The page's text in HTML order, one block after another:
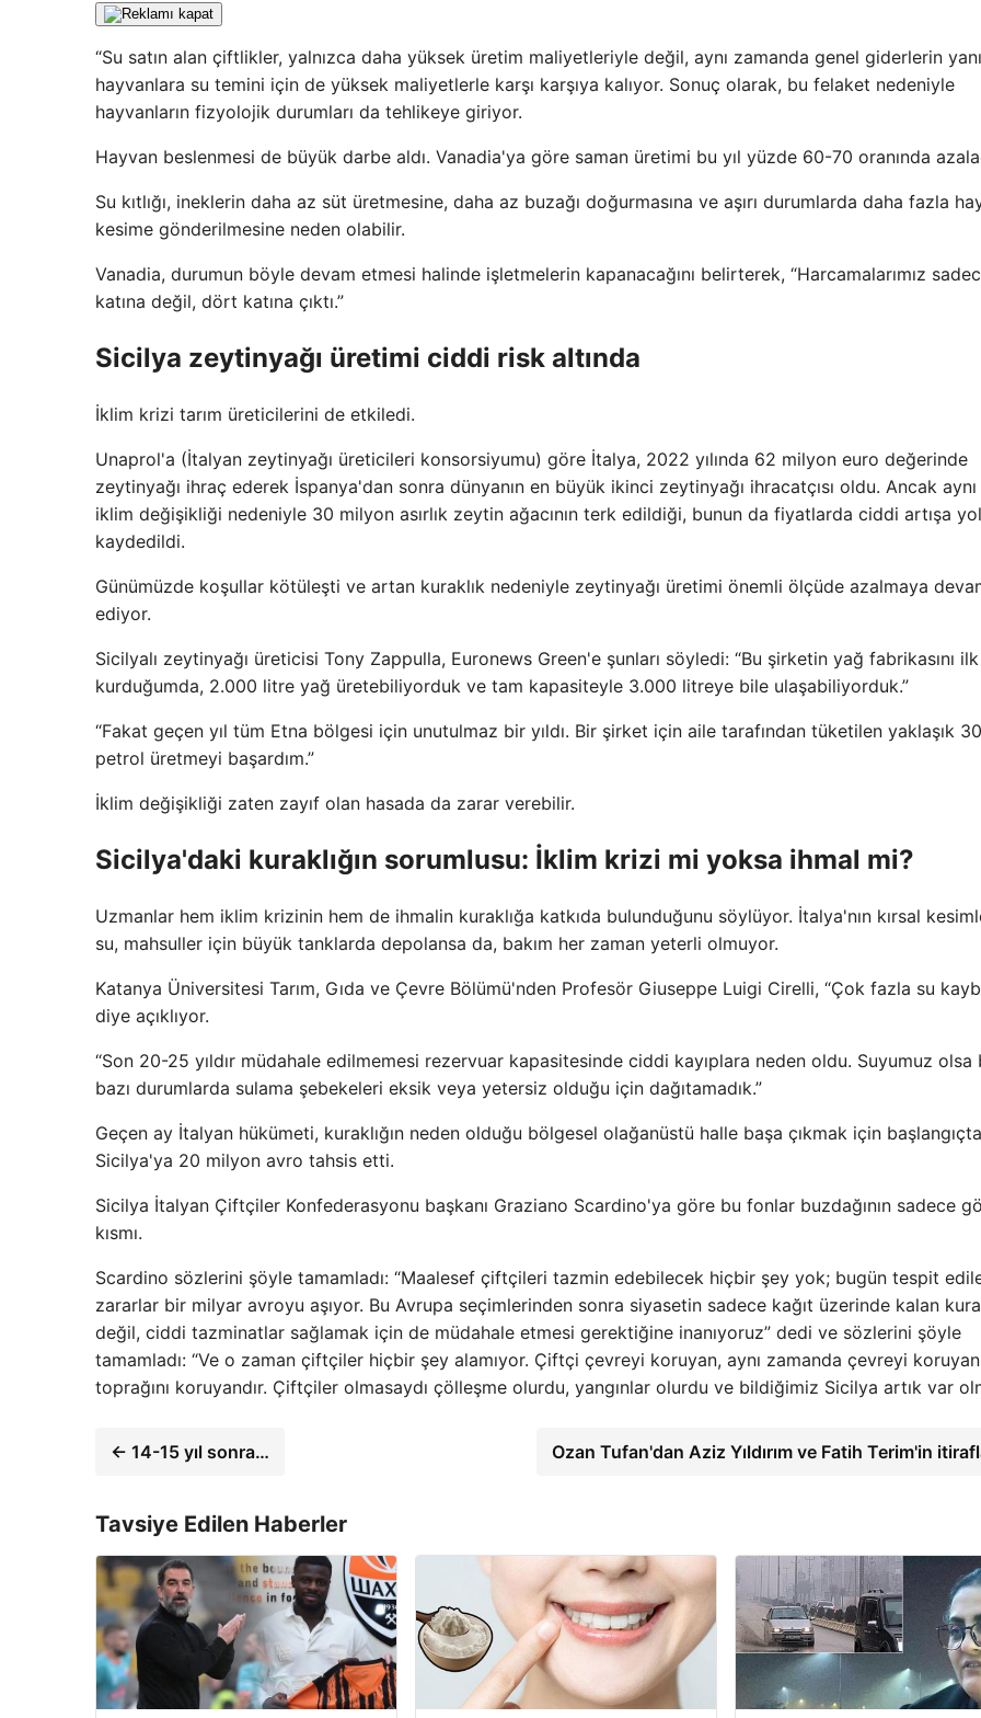
“Su satın alan çiftlikler, yalnızca daha yüksek üretim maliyetleriyle değil, aynı zamanda genel giderlerin yanı
hayvanlara su temini için de yüksek maliyetlerle karşı karşıya kalıyor. Sonuç olarak, bu felaket nedeniyle
hayvanların fizyolojik durumları da tehlikeye giriyor.
Hayvan beslenmesi de büyük darbe aldı. Vanadia'ya göre saman üretimi bu yıl yüzde 60-70 oranında
Su kıtlığı, ineklerin daha az süt üretmesine, daha az buzağı doğurmasına ve aşırı durumlarda daha fazla
kesime gönderilmesine neden olabilir.
Vanadia, durumun böyle devam etmesi halinde işletmelerin kapanacağını belirterek, “Harcamalarımız
katına değil, dört katına çıktı.”
Sicilya zeytinyağı üretimi ciddi risk altında
İklim krizi tarım üreticilerini de etkiledi.
Unaprol'a (İtalyan zeytinyağı üreticileri konsorsiyumu) ​​göre İtalya, 2022 yılında 62 milyon euro değerinde
zeytinyağı ihraç ederek İspanya'dan sonra dünyanın en büyük ikinci zeytinyağı ihracatçısı oldu. Ancak aynı
iklim değişikliği nedeniyle 30 milyon asırlık zeytin ağacının terk edildiği, bunun da fiyatlarda ciddi artışa yol
kaydedildi.
Günümüzde koşullar kötüleşti ve artan kuraklık nedeniyle zeytinyağı üretimi önemli ölçüde azalmaya
ediyor.
Sicilyalı zeytinyağı üreticisi Tony Zappulla, Euronews Green'e şunları söyledi: “Bu şirketin yağ fabrikasını ilk
kurduğumda, 2.000 litre yağ üretebiliyorduk ve tam kapasiteyle 3.000 litreye bile ulaşabiliyorduk.”
“Fakat geçen yıl tüm Etna bölgesi için unutulmaz bir yıldı. Bir şirket için aile tarafından tüketilen yaklaşık
petrol üretmeyi başardım.”
İklim değişikliği zaten zayıf olan hasada da zarar verebilir.
Sicilya'daki kuraklığın sorumlusu: İklim krizi mi yoksa ihmal mi?
Uzmanlar hem iklim krizinin hem de ihmalin kuraklığa katkıda bulunduğunu söylüyor. İtalya'nın kırsal
su, mahsuller için büyük tanklarda depolansa da, bakım her zaman yeterli olmuyor.
Katanya Üniversitesi Tarım, Gıda ve Çevre Bölümü'nden Profesör Giuseppe Luigi Cirelli, “Çok fazla su
diye açıklıyor.
“Son 20-25 yıldır müdahale edilmemesi rezervuar kapasitesinde ciddi kayıplara neden oldu. Suyumuz olsa
bazı durumlarda sulama şebekeleri eksik veya yetersiz olduğu için dağıtamadık.”
Geçen ay İtalyan hükümeti, kuraklığın neden olduğu bölgesel olağanüstü halle başa çıkmak için başlangıçta
Sicilya'ya 20 milyon avro tahsis etti.
Sicilya İtalyan Çiftçiler Konfederasyonu başkanı Graziano Scardino'ya göre bu fonlar buzdağının sadece
kısmı.
Scardino sözlerini şöyle tamamladı: “Maalesef çiftçileri tazmin edebilecek hiçbir şey yok; bugün tespit
zararlar bir milyar avroyu aşıyor. Bu Avrupa seçimlerinden sonra siyasetin sadece kağıt üzerinde kalan
değil, ciddi tazminatlar sağlamak için de müdahale etmesi gerektiğine inanıyoruz” dedi ve sözlerini şöyle
tamamladı: “Ve o zaman çiftçiler hiçbir şey alamıyor. Çiftçi çevreyi koruyan, aynı zamanda çevreyi
toprağını koruyandır. Çiftçiler olmasaydı çölleşme olurdu, yangınlar olurdu ve bildiğimiz Sicilya artık var
← 14-15 yıl sonra… Ozan Tufan'dan Aziz Yıldırım ve Fatih Terim'in
Tavsiye Edilen Haberler